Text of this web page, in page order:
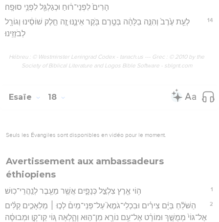
הָרִים֙ לִפְנֵי־ר֔וּחַ וּכְגַלְגַּ֖ל לִפְנֵ֥י סוּפָֽה׃
14
לְעֵ֥ת עֶ֙רֶב֙ וְהִנֵּ֣ה בַלָּהָ֔ה בְּטֶ֥רֶם בֹּ֖קֶר אֵינֶ֑נּוּ זֶ֚ה חֵ֣לֶק שׁוֹסֵ֔ינוּ וְגוֹרָ֖ל
לְבֹזְזֵֽינוּ׃
Hébreu : © Westminster Leningrad Codex - tanach.us --- Grec : © 2010 by the
Society of Biblical Literature and Logos Bible Software - sblgnt.com
Esaïe 18
Seuls les Évangiles sont disponibles en vidéo pour le moment.
Avertissement aux ambassadeurs
éthiopiens
1 ה֥וֹי אֶ֖רֶץ צִלְצַ֣ל כְּנָפָ֑יִם אֲשֶׁ֥ר מֵעֵ֖בֶר לְנַֽהֲרֵי־כֽוּשׁ׃
2
הַשֹּׁלֵ֨חַ בַּיָּ֜ם צִירִ֗ים וּבִכְלֵי־גֹמֶא֮ עַל־פְּנֵי־מַיִם֒ לְכ֣וּ ׀ מַלְאָכִ֣ים קַלִּ֗ים
אֶל־גּוֹי֙ מְמֻשָּׁ֣ךְ וּמוֹרָ֔ט אֶל־עַ֥ם נוֹרָ֖א מִן־ה֣וּא וָהָ֑לְאָה גּ֚וֹי קַו־קָ֣ו וּמְבוּסָ֔ה